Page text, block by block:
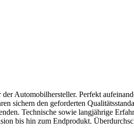
Automobilhersteller. Perfekt
sichern den geforderten
Technische sowie langjährige
bis hin zum Endprodukt.